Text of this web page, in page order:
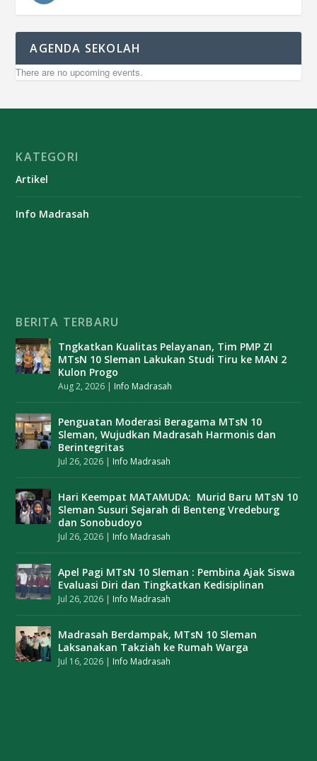
AGENDA SEKOLAH
There are no upcoming events.
KATEGORI
Artikel
Info Madrasah
BERITA TERBARU
Tngkatkan Kualitas Pelayanan, Tim PMP ZI
MTsN 10 Sleman Lakukan Studi Tiru ke MAN 2
Kulon Progo
Aug 2, 2026 Info Madrasah
Penguatan Moderasi Beragama MTsN 10
Sleman, Wujudkan Madrasah Harmonis dan
Berintegritas
Jul 26, 2026 Info Madrasah
Hari Keempat MATAMUDA: Murid Baru MTsN 10
Sleman Susuri Sejarah di Benteng Vredeburg
dan Sonobudoyo
Jul 26, 2026 Info Madrasah
Apel Pagi MTsN 10 Sleman : Pembina Ajak Siswa
Evaluasi Diri dan Tingkatkan Kedisiplinan
Jul 26, 2026 Info Madrasah
Madrasah Berdampak, MTsN 10 Sleman
Laksanakan Takziah ke Rumah Warga
Jul 16, 2026 Info Madrasah